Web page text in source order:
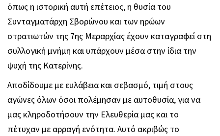
όπως η ιστορική αυτή επέτειος, η θυσία του
Συνταγματάρχη Σβορώνου και των ηρώων
στρατιωτών της 7ης Μεραρχίας έχουν καταγραφεί στη
συλλογική μνήμη και υπάρχουν μέσα στην ίδια την
ψυχή της Κατερίνης.
Αποδίδουμε με ευλάβεια και σεβασμό, τιμή στους
αγώνες όλων όσοι πολέμησαν με αυτοθυσία, για να
μας κληροδοτήσουν την Ελευθερία μας και το
πέτυχαν με αρραγή ενότητα. Αυτό ακριβώς το